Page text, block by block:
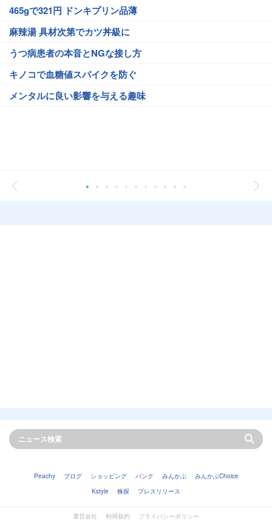
465gで321円 ドンキプリン品薄
麻辣湯 具材次第でカツ丼級に
うつ病患者の本音とNGな接し方
キノコで血糖値スパイクを防ぐ
メンタルに良い影響を与える趣味
Peachy ブログ ショッピング バンク みんかぶ
みんかぶChoice
Kstyle
株探 プレスリリース
運営会社 利用規約 プライバシーポリシー